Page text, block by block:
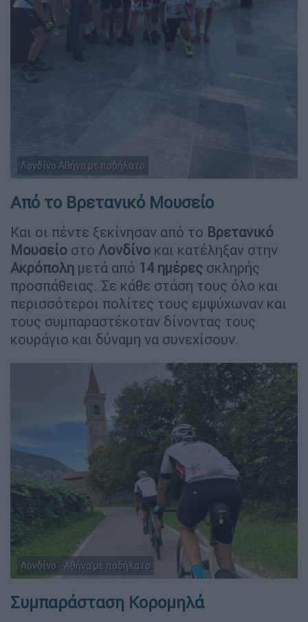
Λονδίνο Αθήνα με ποδήλατο
Από το Βρετανικό Μουσείο
Και οι πέντε ξεκίνησαν από το Βρετανικό
Μουσείο στο Λονδίνο και κατέληξαν στην
Ακρόπολη μετά από 14 ημέρες σκληρής
προσπάθειας. Σε κάθε στάση τους όλο και
περισσότεροι πολίτες τους εμψύχωναν και
τους συμπαραστέκοταν δίνοντας τους
κουράγιο και δύναμη να συνεχίσουν.
Λονδίνο - Αθήνα με ποδήλατο
Συμπαράσταση Κορομηλά